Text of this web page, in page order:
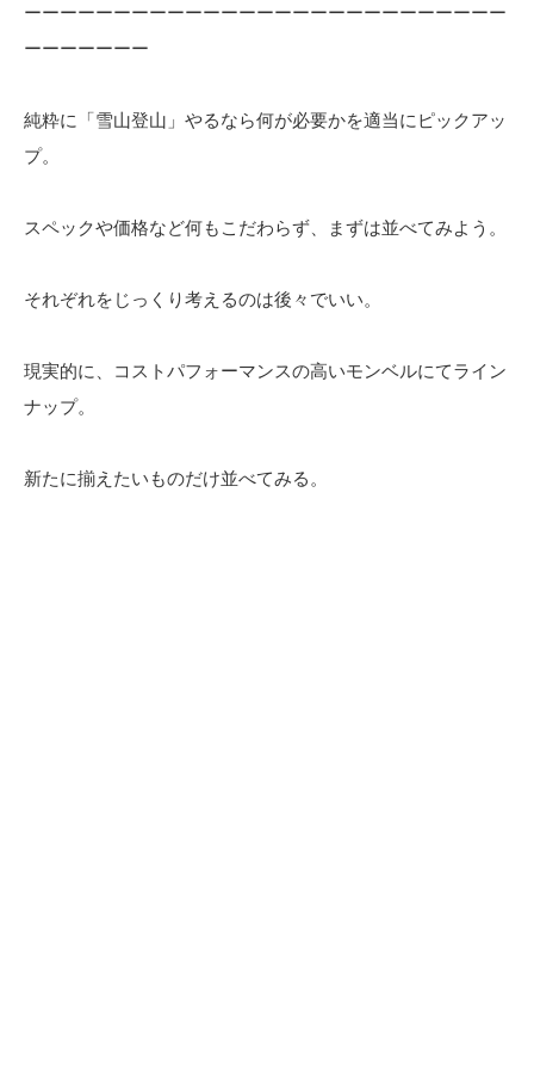
ーーーーーーーーーーーーーーーーーーーーーーーーーーー
ーーーーーーー
純粋に「雪山登山」やるなら何が必要かを適当にピックアッ
プ。
スペックや価格など何もこだわらず、まずは並べてみよう。
それぞれをじっくり考えるのは後々でいい。
現実的に、コストパフォーマンスの高いモンベルにてライン
ナップ。
新たに揃えたいものだけ並べてみる。